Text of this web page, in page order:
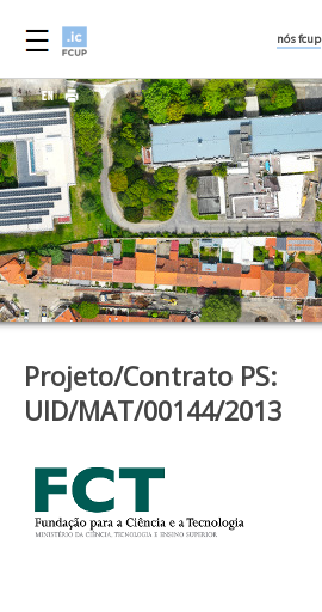
nós fcup
Projeto/Contrato PS:
UID/MAT/00144/2013